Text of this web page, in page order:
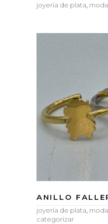
joyería de plata, moda
ANILLO
joyería de plata, moda
categorizar